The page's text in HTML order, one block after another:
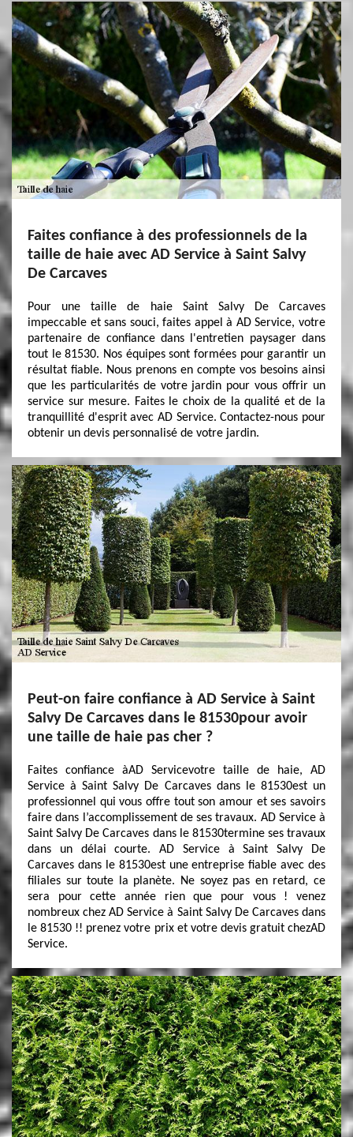
Faites confiance à des professionnels de la
taille de haie avec AD Service à Saint Salvy
De Carcaves
Pour une taille de haie Saint Salvy De Carcaves
impeccable et sans souci, faites appel à AD Service, votre
partenaire de confiance dans l'entretien paysager dans
tout le 81530. Nos équipes sont formées pour garantir un
résultat fiable. Nous prenons en compte vos besoins ainsi
que les particularités de votre jardin pour vous offrir un
service sur mesure. Faites le choix de la qualité et de la
tranquillité d'esprit avec AD Service. Contactez-nous pour
obtenir un devis personnalisé de votre jardin.
Peut-on faire confiance à AD Service à Saint
Salvy De Carcaves dans le 81530pour avoir
une taille de haie pas cher ?
Faites confiance àAD Servicevotre taille de haie, AD
Service à Saint Salvy De Carcaves dans le 81530est un
professionnel qui vous offre tout son amour et ses savoirs
faire dans l’accomplissement de ses travaux. AD Service à
Saint Salvy De Carcaves dans le 81530termine ses travaux
dans un délai courte. AD Service à Saint Salvy De
Carcaves dans le 81530est une entreprise fiable avec des
filiales sur toute la planète. Ne soyez pas en retard, ce
sera pour cette année rien que pour vous ! venez
nombreux chez AD Service à Saint Salvy De Carcaves dans
le 81530 !! prenez votre prix et votre devis gratuit chezAD
Service.